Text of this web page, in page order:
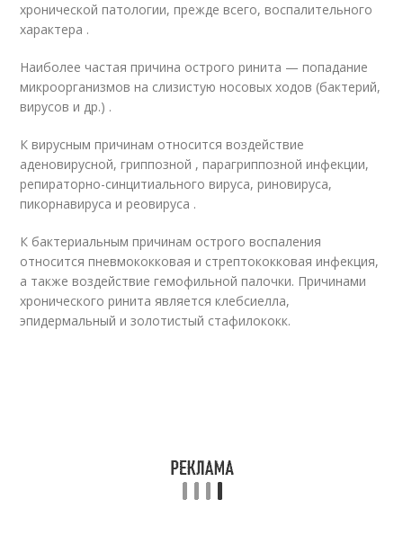
хронической патологии, прежде всего, воспалительного
характера .
Наиболее частая причина острого ринита — попадание
микроорганизмов на слизистую носовых ходов (бактерий,
вирусов и др.) .
К вирусным причинам относится воздействие
аденовирусной, гриппозной , парагриппозной инфекции,
репираторно-синцитиального вируса, риновируса,
пикорнавируса и реовируса .
К бактериальным причинам острого воспаления
относится пневмококковая и стрептококковая инфекция,
а также воздействие гемофильной палочки. Причинами
хронического ринита является клебсиелла,
эпидермальный и золотистый стафилококк.